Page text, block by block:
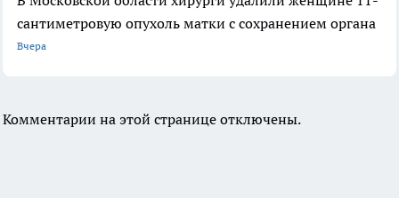
сантиметровую опухоль матки с сохранением органа
Вчера
Комментарии на этой странице отключены.